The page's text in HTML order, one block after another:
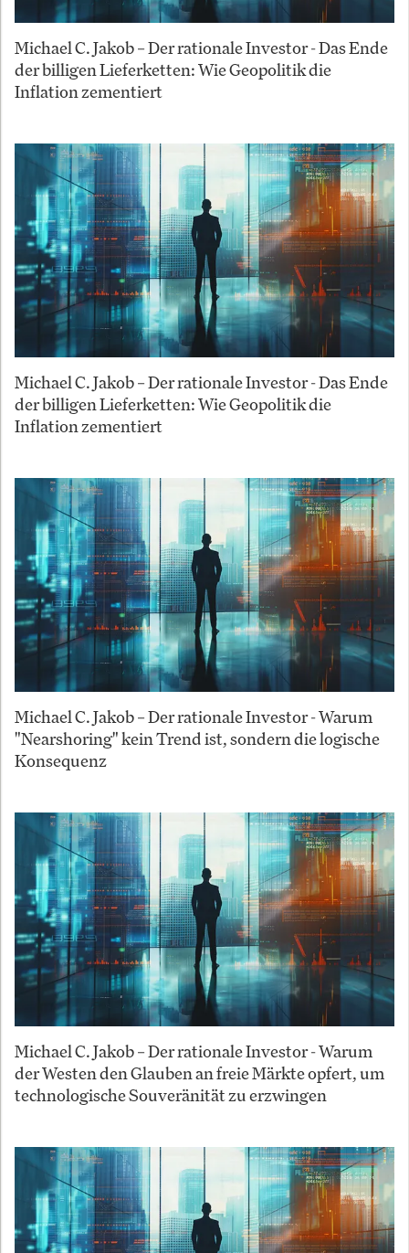
Michael C. Jakob – Der rationale Investor - Das Ende
der billigen Lieferketten: Wie Geopolitik die
Inflation zementiert
Michael C. Jakob – Der rationale Investor - Das Ende
der billigen Lieferketten: Wie Geopolitik die
Inflation zementiert
Michael C. Jakob – Der rationale Investor - Warum
"Nearshoring" kein Trend ist, sondern die logische
Konsequenz
Michael C. Jakob – Der rationale Investor - Warum
der Westen den Glauben an freie Märkte opfert, um
technologische Souveränität zu erzwingen